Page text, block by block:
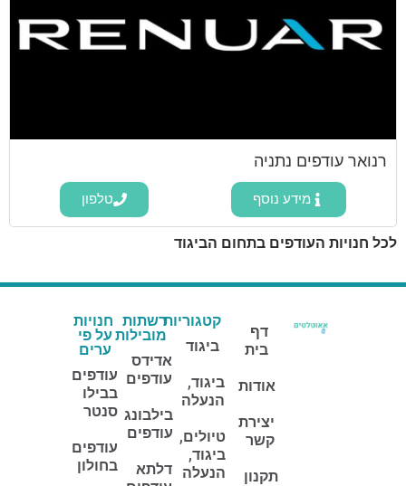
רנואר עודפים נתניה
מידע נוסף טלפון
לכל חנויות העודפים בתחום הביגוד
דף
בית
אודות
יצירת
קשר
תקנון
קטגוריות
ביגוד
ביגוד,
הנעלה
טיולים,
ביגוד,
הנעלה
רשתות
מובילות
אדידס
עודפים
בילבונג
עודפים
דלתא
חנויות
על פי
ערים
עודפים
בבילו
סנטר
עודפים
בחולון